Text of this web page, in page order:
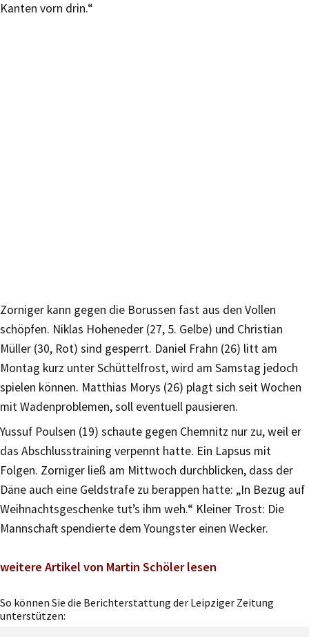
Kanten vorn drin.“
Zorniger kann gegen die Borussen fast aus den Vollen
schöpfen. Niklas Hoheneder (27, 5. Gelbe) und Christian
Müller (30, Rot) sind gesperrt. Daniel Frahn (26) litt am
Montag kurz unter Schüttelfrost, wird am Samstag jedoch
spielen können. Matthias Morys (26) plagt sich seit Wochen
mit Wadenproblemen, soll eventuell pausieren.
Yussuf Poulsen (19) schaute gegen Chemnitz nur zu, weil er
das Abschlusstraining verpennt hatte. Ein Lapsus mit
Folgen. Zorniger ließ am Mittwoch durchblicken, dass der
Däne auch eine Geldstrafe zu berappen hatte: „In Bezug auf
Weihnachtsgeschenke tut’s ihm weh.“ Kleiner Trost: Die
Mannschaft spendierte dem Youngster einen Wecker.
weitere Artikel von Martin Schöler lesen
So können Sie die Berichterstattung der Leipziger Zeitung
unterstützen: